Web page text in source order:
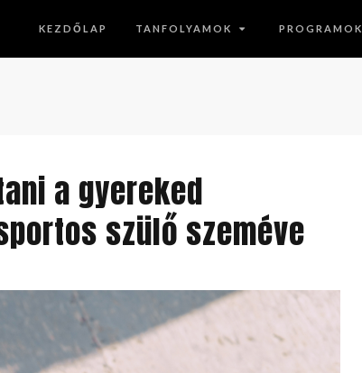
KEZDŐLAP TANFOLYAMOK PROGRAMOK
a gyereked
szülő szeméve